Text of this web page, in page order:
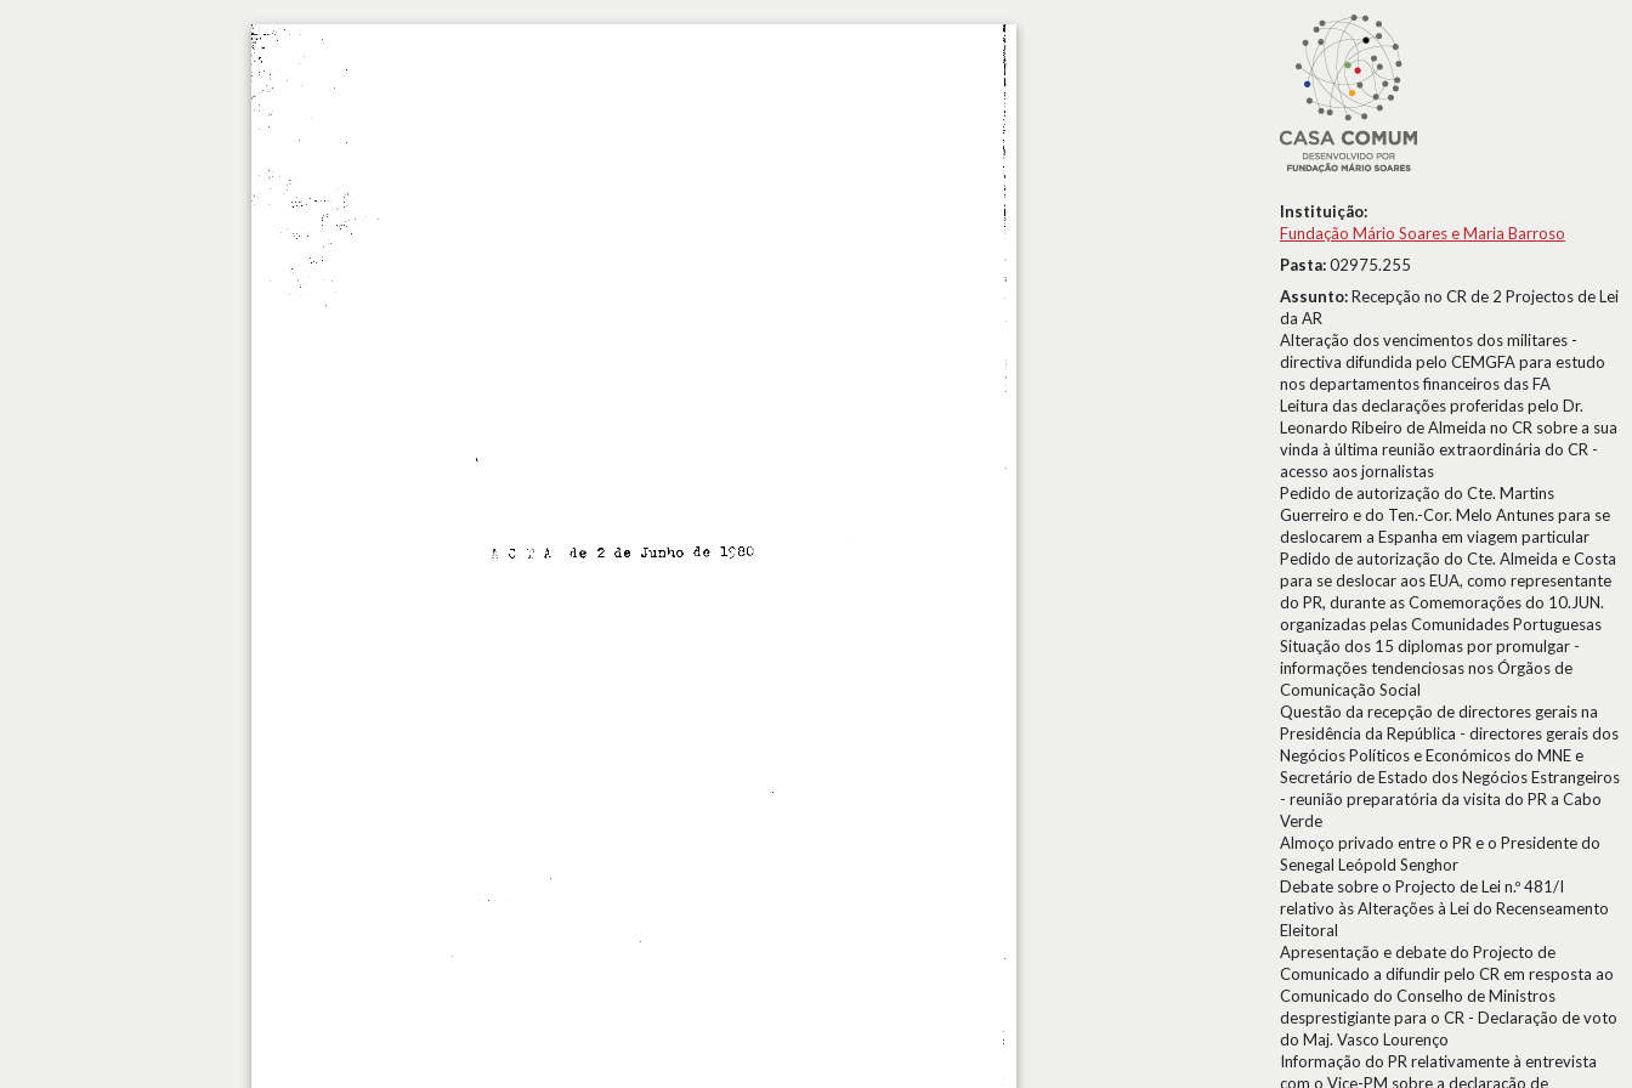
Instituição:
Fundação Mário Soares e Maria Barroso
Pasta:02975.255
Assunto:Recepção no CR de 2 Projectos de Lei
da AR
Alteração dos vencimentos dos militares -
directiva difundida pelo CEMGFA para estudo
nos departamentos financeiros das FA
Leitura das declarações proferidas pelo Dr.
Leonardo Ribeiro de Almeida no CR sobre a sua
vinda à última reunião extraordinária do CR -
acesso aos jornalistas
Pedido de autorização do Cte. Martins
Guerreiro e do Ten.-Cor. Melo Antunes para se
deslocarem a Espanha em viagem particular
Pedido de autorização do Cte. Almeida e Costa
para se deslocar aos EUA, como representante
do PR, durante as Comemorações do 10.JUN.
organizadas pelas Comunidades Portuguesas
Situação dos 15 diplomas por promulgar -
informações tendenciosas nos Órgãos de
Comunicação Social
Questão da recepção de directores gerais na
Presidência da República - directores gerais dos
Negócios Políticos e Económicos do MNE e
Secretário de Estado dos Negócios Estrangeiros
- reunião preparatória da visita do PR a Cabo
Verde
Almoço privado entre o PR e o Presidente do
Senegal Leópold Senghor
Debate sobre o Projecto de Lei n.º 481/I
relativo às Alterações à Lei do Recenseamento
Eleitoral
Apresentação e debate do Projecto de
Comunicado a difundir pelo CR em resposta ao
Comunicado do Conselho de Ministros
desprestigiante para o CR - Declaração de voto
do Maj. Vasco Lourenço
Informação do PR relativamente à entrevista
com o Vice-PM sobre a declaração de